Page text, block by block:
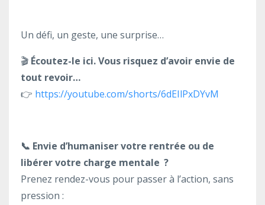
Un défi, un geste, une surprise…
🎬 Écoutez-le ici. Vous risquez d’avoir envie de
tout revoir…
👉 https://youtube.com/shorts/6dEIlPxDYvM
📞 Envie d’humaniser votre rentrée ou de
libérer votre charge mentale ?
Prenez rendez-vous pour passer à l’action, sans
pression :